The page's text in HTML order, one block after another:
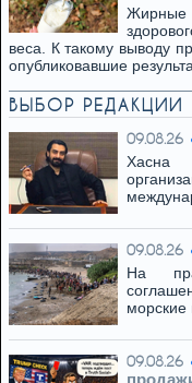
Жирные
веса. К такому выводу
опубликовавшие
ВЫБОР РЕДАКЦИИ
09.08.26
Хасна
09.08.26
На
морские
09.08.26